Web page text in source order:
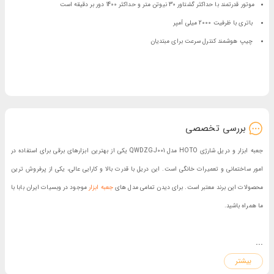
موتور قدرتمند با حداکثر گشتاور 30 نیوتن متر و حداکثر 1400 دور بر دقیقه است
باتری با ظرفیت 2000 میلی آمپر
چیپ هوشمند کنترل سرعت برای مبتدیان
بررسی تخصصی
جعبه ابزار و دریل شارژی HOTO مدل QWDZGJ001 یکی از بهترین ابزارهای برقی برای استفاده در
امور ساختمانی و تعمیرات خانگی است. این دریل با قدرت بالا و کارایی عالی، یکی از پرفروش ترین
محصولات این برند معتبر است. برای دیدن تمامی مدل هایجعبه ابزار موجود در وبسیات ایران بابا با
ما همراه باشید.
چیست؟
...
بیشتر